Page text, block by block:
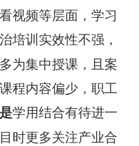
视频等层面，学习
培训实效性不强，
为集中授课，且案
程内容偏少，职工
学用结合有待进一
时更多关注产业合